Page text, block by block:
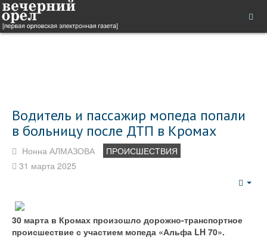
Водитель и пассажир мопеда попали
в больницу после ДТП в Кромах
Нонна АЛМАЗОВА
ПРОИСШЕСТВИЯ
31 марта 2025
30 марта в Кромах произошло дорожно-транспортное
происшествие с участием мопеда «Альфа LH 70».